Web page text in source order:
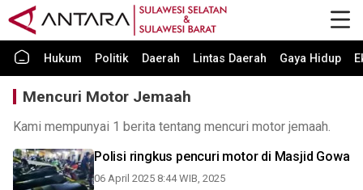
Hukum Politik Daerah Lintas Daerah Gaya Hidup
Mencuri Motor Jemaah
Kami mempunyai 1 berita tentang mencuri motor jemaah.
Polisi ringkus pencuri motor di Masjid Gowa
06 April 2025 8:44 WIB, 2025